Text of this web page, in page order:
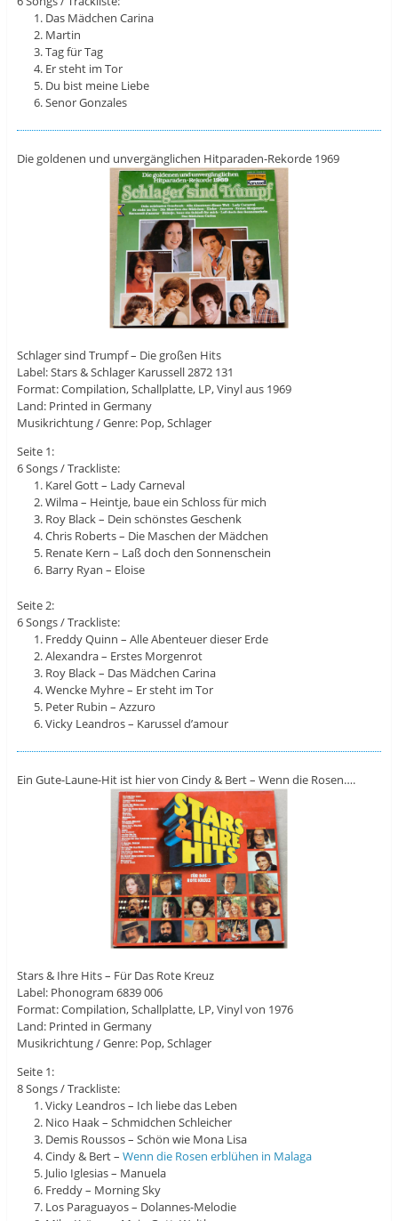
Das Mädchen Carina
Martin
Tag für Tag
Er steht im Tor
Du bist meine Liebe
Senor Gonzales
Die goldenen und unvergänglichen Hitparaden-Rekorde 1969
Schlager sind Trumpf – Die großen Hits
Label: Stars & Schlager Karussell 2872 131
Format: Compilation, Schallplatte, LP, Vinyl aus 1969
Land: Printed in Germany
Musikrichtung / Genre: Pop, Schlager
Seite 1:
6 Songs / Trackliste:
Karel Gott – Lady Carneval
Wilma – Heintje, baue ein Schloss für mich
Roy Black – Dein schönstes Geschenk
Chris Roberts – Die Maschen der Mädchen
Renate Kern – Laß doch den Sonnenschein
Barry Ryan – Eloise
Seite 2:
6 Songs / Trackliste:
Freddy Quinn – Alle Abenteuer dieser Erde
Alexandra – Erstes Morgenrot
Roy Black – Das Mädchen Carina
Wencke Myhre – Er steht im Tor
Peter Rubin – Azzuro
Vicky Leandros – Karussel d’amour
Ein Gute-Laune-Hit ist hier von Cindy & Bert – Wenn die Rosen….
Stars & Ihre Hits – Für Das Rote Kreuz
Label: Phonogram 6839 006
Format: Compilation, Schallplatte, LP, Vinyl von 1976
Land: Printed in Germany
Musikrichtung / Genre: Pop, Schlager
Seite 1:
8 Songs / Trackliste:
Vicky Leandros – Ich liebe das Leben
Nico Haak – Schmidchen Schleicher
Demis Roussos – Schön wie Mona Lisa
Cindy & Bert –Wenn die Rosen erblühen in Malaga
Julio Iglesias – Manuela
Freddy – Morning Sky
Los Paraguayos – Dolannes-Melodie